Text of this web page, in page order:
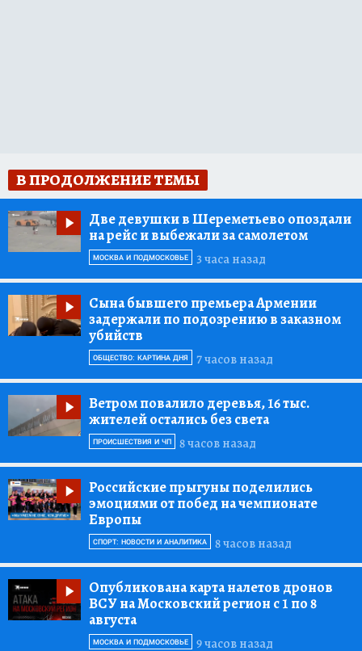
В ПРОДОЛЖЕНИЕ ТЕМЫ
Две девушки в Шереметьево опоздали
на рейс и выбежали за самолетом
3 часа назад
МОСКВА И ПОДМОСКОВЬЕ
Сына бывшего премьера Армении
задержали по подозрению в заказном
убийств
7 часов назад
ОБЩЕСТВО: КАРТИНА ДНЯ
Ветром повалило деревья, 16 тыс.
жителей остались без света
8 часов назад
ПРОИСШЕСТВИЯ И ЧП
Российские прыгуны поделились
эмоциями от побед на чемпионате
Европы
8 часов назад
СПОРТ: НОВОСТИ И АНАЛИТИКА
Опубликована карта налетов дронов
ВСУ на Московский регион с 1 по 8
августа
9 часов назад
МОСКВА И ПОДМОСКОВЬЕ